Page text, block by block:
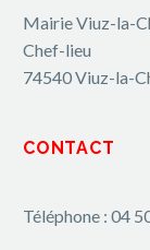
Mairie Viuz-la-
Chef-lieu
74540 Viuz-la-
CONTACT
Téléphone : 04